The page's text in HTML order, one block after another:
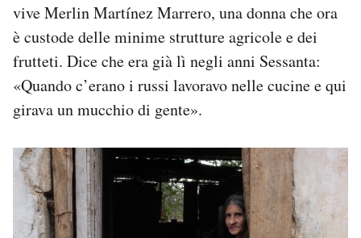
vive Merlin Martínez Marrero, una donna che ora
è custode delle minime strutture agricole e dei
frutteti. Dice che era già lì negli anni Sessanta:
«Quando c’erano i russi lavoravo nelle cucine e qui
girava un mucchio di gente».